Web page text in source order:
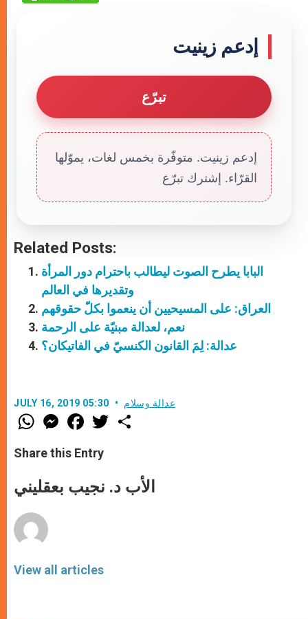
إدعم زينيت
تبرّع
إدعم زينيت. متوفّرة بخمس لغات، يموّلها
القرّاء. إشترك تبرّع
Related Posts:
البابا يطرح الصوت ليطالب باحترام دور المرأة
وتقديرها في العالم
العراق: على المسيحيين أن ينعموا بكلّ حقوقهم
نعم، لعدالة مبنيّة على الرحمة
عدالة: لِمَ القانون الكنسيّ في الفاتيكان؟
JULY 16, 2019 05:30 عدالة وسلام
W
h
t
s
p
p
M
e
s
e
e
F
a
e
b
o
k
w
r
Share this Entry
الأب د. نجيب بعقليني
View all articles